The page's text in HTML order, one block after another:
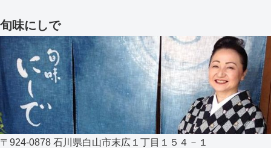
旬味にしで
〒924-0878 石川県白山市末広１丁目１５４－１